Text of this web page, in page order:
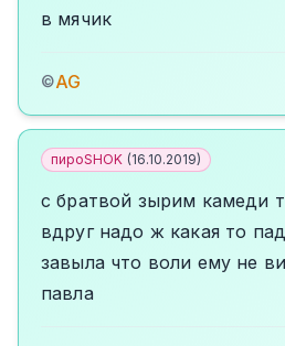
в мячик
©AG
пироSHOK (16.10.2019)
с братвой зырим камеди
вдруг надо ж какая то
завыла что воли ему не
павла